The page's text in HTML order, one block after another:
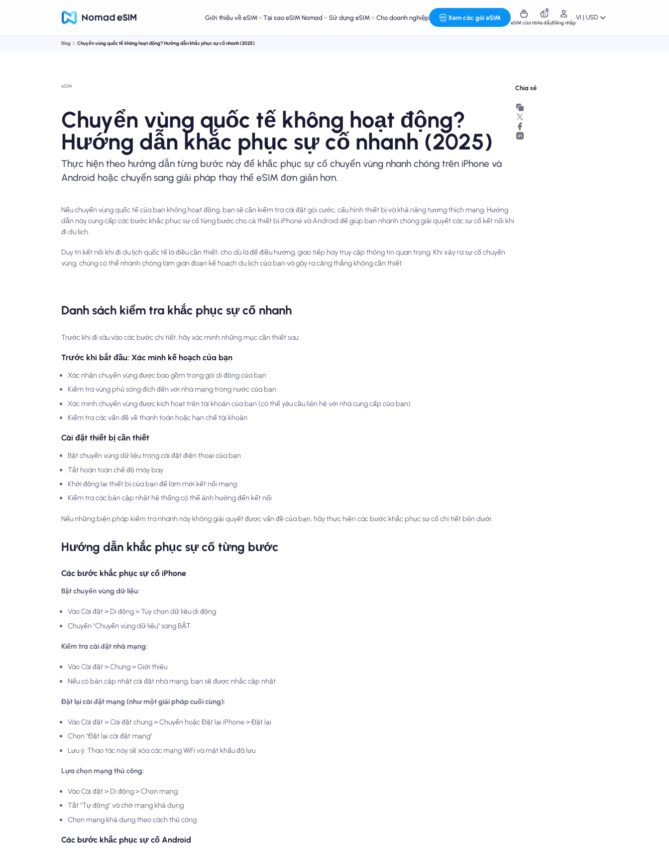
Giới thiệu về eSIM Tại sao eSIM Nomad Sử dụng eSIM Cho doanh nghiệp Xem các gói eSIM
eSIM của tôi
0
Xe đẩyĐăng nhập
VI | USD
Blog Chuyển vùng quốc tế không hoạt động? Hướng dẫn khắc phục sự cố nhanh (2025)
eSIM
Chuyển vùng quốc tế không hoạt động?
Hướng dẫn khắc phục sự cố nhanh (2025)
Thực hiện theo hướng dẫn từng bước này để khắc phục sự cố chuyển vùng nhanh chóng trên iPhone và
Android hoặc chuyển sang giải pháp thay thế eSIM đơn giản hơn.
Nếu chuyển vùng quốc tế của bạn không hoạt động, bạn sẽ cần kiểm tra cài đặt gói cước, cấu hình thiết bị và khả năng tương thích mạng. Hướng
dẫn này cung cấp các bước khắc phục sự cố từng bước cho cả thiết bị iPhone và Android để giúp bạn nhanh chóng giải quyết các sự cố kết nối khi
đi du lịch.
Duy trì kết nối khi đi du lịch quốc tế là điều cần thiết, cho dù là để điều hướng, giao tiếp hay truy cập thông tin quan trọng. Khi xảy ra sự cố chuyển
vùng, chúng có thể nhanh chóng làm gián đoạn kế hoạch du lịch của bạn và gây ra căng thẳng không cần thiết.
Danh sách kiểm tra khắc phục sự cố nhanh
Trước khi đi sâu vào các bước chi tiết, hãy xác minh những mục cần thiết sau:
Trước khi bắt đầu: Xác minh kế hoạch của bạn
Xác nhận chuyển vùng được bao gồm trong gói di động của bạn
Kiểm tra vùng phủ sóng đích đến với nhà mạng trong nước của bạn
Xác minh chuyển vùng được kích hoạt trên tài khoản của bạn (có thể yêu cầu liên hệ với nhà cung cấp của bạn)
Kiểm tra các vấn đề về thanh toán hoặc hạn chế tài khoản
Cài đặt thiết bị cần thiết
Bật chuyển vùng dữ liệu trong cài đặt điện thoại của bạn
Tắt hoàn toàn chế độ máy bay
Khởi động lại thiết bị của bạn để làm mới kết nối mạng
Kiểm tra các bản cập nhật hệ thống có thể ảnh hưởng đến kết nối
Nếu những biện pháp kiểm tra nhanh này không giải quyết được vấn đề của bạn, hãy thực hiện các bước khắc phục sự cố chi tiết bên dưới.
Hướng dẫn khắc phục sự cố từng bước
Các bước khắc phục sự cố iPhone
Bật chuyển vùng dữ liệu:
Vào Cài đặt > Di động > Tùy chọn dữ liệu di động
Chuyển "Chuyển vùng dữ liệu" sang BẬT
Kiểm tra cài đặt nhà mạng:
Vào Cài đặt > Chung > Giới thiệu
Nếu có bản cập nhật cài đặt nhà mạng, bạn sẽ được nhắc cập nhật
Đặt lại cài đặt mạng (như một giải pháp cuối cùng):
Vào Cài đặt > Cài đặt chung > Chuyển hoặc Đặt lại iPhone > Đặt lại
Chọn "Đặt lại cài đặt mạng"
Lưu ý: Thao tác này sẽ xóa các mạng WiFi và mật khẩu đã lưu
Lựa chọn mạng thủ công:
Vào Cài đặt > Di động > Chọn mạng
Tắt "Tự động" và chờ mạng khả dụng
Chọn mạng khả dụng theo cách thủ công
Các bước khắc phục sự cố Android
Chia sẻ